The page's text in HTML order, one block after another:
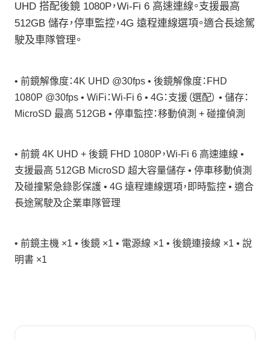
UHD 搭配後鏡 1080P，Wi-Fi 6 高速連線。支援最高
512GB 儲存，停車監控，4G 遠程連線選項。適合長途駕
駛及車隊管理。
• 前鏡解像度：4K UHD @30fps • 後鏡解像度：FHD
1080P @30fps • WiFi：Wi-Fi 6 • 4G：支援（選配） • 儲存：
MicroSD 最高 512GB • 停車監控：移動偵測 + 碰撞偵測
• 前鏡 4K UHD + 後鏡 FHD 1080P，Wi-Fi 6 高速連線 •
支援最高 512GB MicroSD 超大容量儲存 • 停車移動偵測
及碰撞緊急錄影保護 • 4G 遠程連線選項，即時監控 • 適合
長途駕駛及企業車隊管理
• 前鏡主機 ×1 • 後鏡 ×1 • 電源線 ×1 • 後鏡連接線 ×1 • 說
明書 ×1